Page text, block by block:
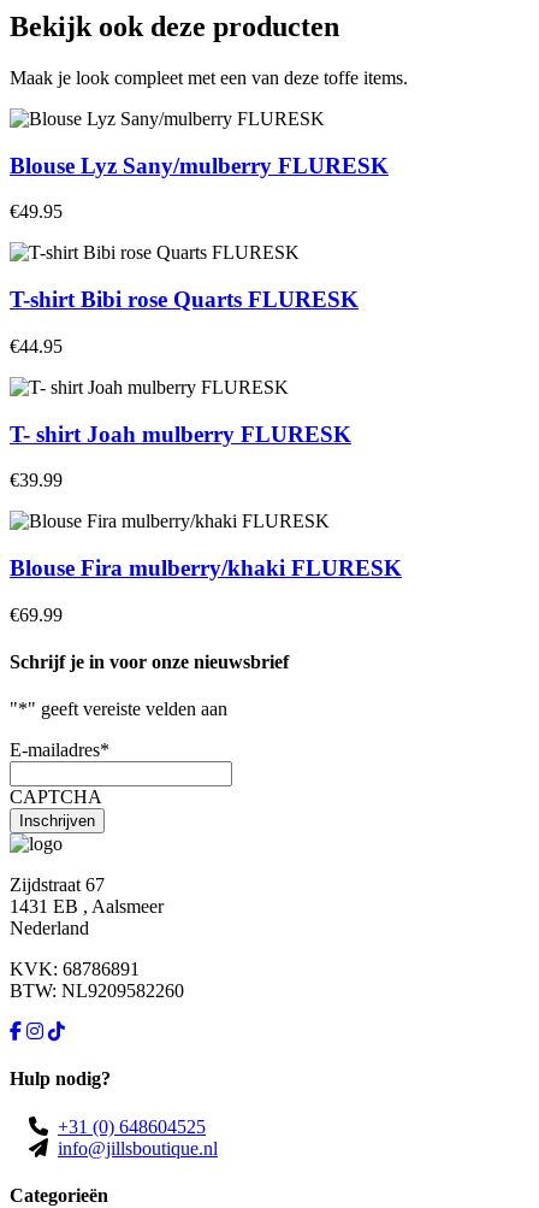
Bekijk ook deze producten
Maak je look compleet met een van deze toffe items.
Blouse Lyz Sany/mulberry FLURESK
€49.95
T-shirt Bibi rose Quarts FLURESK
€44.95
T- shirt Joah mulberry FLURESK
€39.99
Blouse Fira mulberry/khaki FLURESK
€69.99
Schrijf je in voor onze nieuwsbrief
"*" geeft vereiste velden aan
E-mailadres*
CAPTCHA
Zijdstraat 67
1431 EB , Aalsmeer
Nederland
KVK: 68786891
BTW: NL9209582260
Hulp nodig?
+31 (0) 648604525
info@jillsboutique.nl
Categorieën